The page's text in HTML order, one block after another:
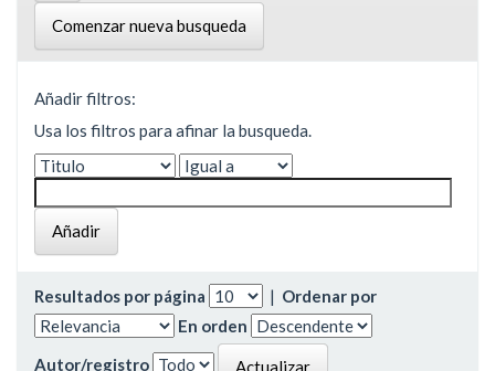
Comenzar nueva busqueda
Añadir filtros:
Usa los filtros para afinar la busqueda.
Resultados por página | Ordenar por
En orden
Autor/registro